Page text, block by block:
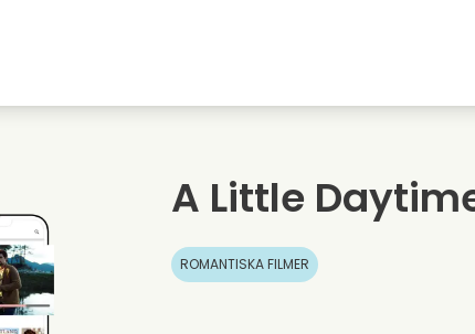
Datingfilmer
A Little
ROMANTISKA FILMER